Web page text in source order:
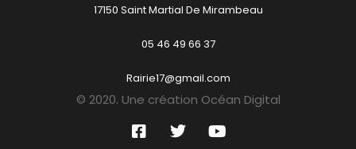
17150 Saint Martial De Mirambeau
05 46 49 66 37
Rairie17@gmail.com
© 2020. Une création Océan Digital